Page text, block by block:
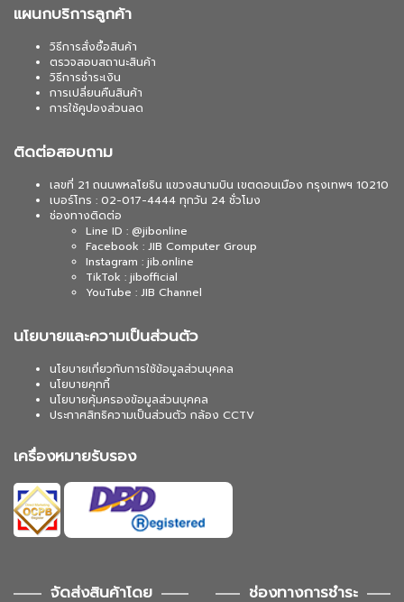
แผนกบริการลูกค้า
วิธีการสั่งซื้อสินค้า
ตรวจสอบสถานะสินค้า
วิธีการชำระเงิน
การเปลี่ยนคืนสินค้า
การใช้คูปองส่วนลด
ติดต่อสอบถาม
เลขที่ 21 ถนนพหลโยธิน แขวงสนามบิน เขตดอนเมือง กรุงเทพฯ 10210
เบอร์โทร : 02-017-4444 ทุกวัน 24 ชั่วโมง
ช่องทางติดต่อ
Line ID : @jibonline
Facebook : JIB Computer Group
Instagram : jib.online
TikTok : jibofficial
YouTube : JIB Channel
นโยบายและความเป็นส่วนตัว
นโยบายเกี่ยวกับการใช้ข้อมูลส่วนบุคคล
นโยบายคุกกี้
นโยบายคุ้มครองข้อมูลส่วนบุคคล
ประกาศสิทธิความเป็นส่วนตัว กล้อง CCTV
เครื่องหมายรับรอง
จัดส่งสินค้าโดย ช่องทางการชำระ